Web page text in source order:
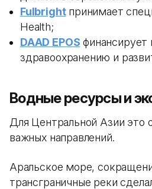
Fulbrightпринимает
Health;
DAAD EPOS
здравоохранению и
Водные ресурсы и
Для Центральной Азии это
важных направлений.
Аральское море,
трансграничные реки